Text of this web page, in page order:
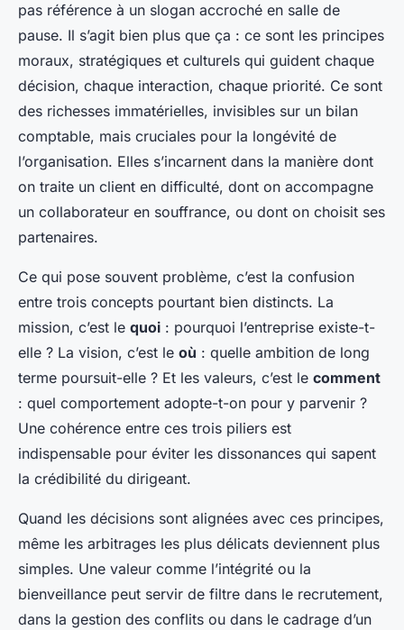
pas référence à un slogan accroché en salle de
pause. Il s’agit bien plus que ça : ce sont les principes
moraux, stratégiques et culturels qui guident chaque
décision, chaque interaction, chaque priorité. Ce sont
des richesses immatérielles, invisibles sur un bilan
comptable, mais cruciales pour la longévité de
l’organisation. Elles s’incarnent dans la manière dont
on traite un client en difficulté, dont on accompagne
un collaborateur en souffrance, ou dont on choisit ses
partenaires.
Ce qui pose souvent problème, c’est la confusion
entre trois concepts pourtant bien distincts. La
mission, c’est le quoi : pourquoi l’entreprise existe-t-
elle ? La vision, c’est le où : quelle ambition de long
terme poursuit-elle ? Et les valeurs, c’est le comment
: quel comportement adopte-t-on pour y parvenir ?
Une cohérence entre ces trois piliers est
indispensable pour éviter les dissonances qui sapent
la crédibilité du dirigeant.
Quand les décisions sont alignées avec ces principes,
même les arbitrages les plus délicats deviennent plus
simples. Une valeur comme l’intégrité ou la
bienveillance peut servir de filtre dans le recrutement,
dans la gestion des conflits ou dans le cadrage d’un